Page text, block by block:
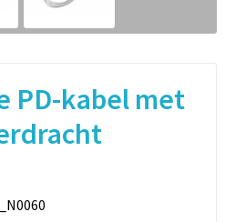
PD-kabel met